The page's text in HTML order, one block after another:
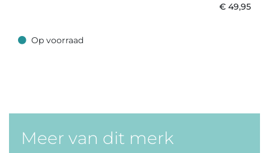
€ 49,95
Op voorraad
Op voorraad
Meer van dit merk